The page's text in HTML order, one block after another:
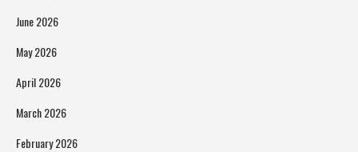
June 2026
May 2026
April 2026
March 2026
February 2026